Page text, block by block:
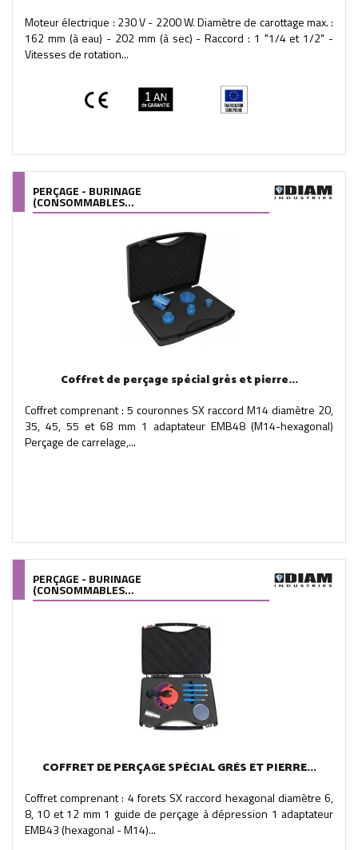
Moteur électrique : 230 V - 2200 W. Diamètre de carottage max. :
162 mm (à eau) - 202 mm (à sec) - Raccord : 1 "1/4 et 1/2" -
Vitesses de rotation...
PERÇAGE - BURINAGE
(CONSOMMABLES...
Coffret de perçage spécial grès et pierre...
Coffret comprenant : 5 couronnes SX raccord M14 diamètre 20,
35, 45, 55 et 68 mm 1 adaptateur EMB48 (M14-hexagonal)
Perçage de carrelage,...
PERÇAGE - BURINAGE
(CONSOMMABLES...
COFFRET DE PERÇAGE SPÉCIAL GRÈS ET PIERRE...
Coffret comprenant : 4 forets SX raccord hexagonal diamètre 6,
8, 10 et 12 mm 1 guide de perçage à dépression 1 adaptateur
EMB43 (hexagonal - M14)...